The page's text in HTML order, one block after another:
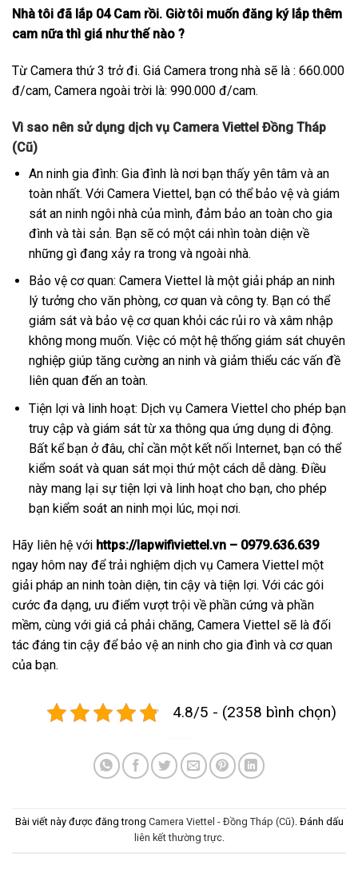
Nhà tôi đã lắp 04 Cam rồi. Giờ tôi muốn đăng ký lắp thêm
cam nữa thì giá như thế nào ?
Từ Camera thứ 3 trở đi. Giá Camera trong nhà sẽ là : 660.000
đ/cam, Camera ngoài trời là: 990.000 đ/cam.
Vì sao nên sử dụng dịch vụ Camera Viettel Đồng Tháp
(Cũ)
An ninh gia đình: Gia đình là nơi bạn thấy yên tâm và an
toàn nhất. Với Camera Viettel, bạn có thể bảo vệ và giám
sát an ninh ngôi nhà của mình, đảm bảo an toàn cho gia
đình và tài sản. Bạn sẽ có một cái nhìn toàn diện về
những gì đang xảy ra trong và ngoài nhà.
Bảo vệ cơ quan: Camera Viettel là một giải pháp an ninh
lý tưởng cho văn phòng, cơ quan và công ty. Bạn có thể
giám sát và bảo vệ cơ quan khỏi các rủi ro và xâm nhập
không mong muốn. Việc có một hệ thống giám sát chuyên
nghiệp giúp tăng cường an ninh và giảm thiểu các vấn đề
liên quan đến an toàn.
Tiện lợi và linh hoạt: Dịch vụ Camera Viettel cho phép bạn
truy cập và giám sát từ xa thông qua ứng dụng di động.
Bất kể bạn ở đâu, chỉ cần một kết nối Internet, bạn có thể
kiểm soát và quan sát mọi thứ một cách dễ dàng. Điều
này mang lại sự tiện lợi và linh hoạt cho bạn, cho phép
bạn kiểm soát an ninh mọi lúc, mọi nơi.
Hãy liên hệ với https://lapwifiviettel.vn – 0979.636.639
ngay hôm nay để trải nghiệm dịch vụ Camera Viettel một
giải pháp an ninh toàn diện, tin cậy và tiện lợi. Với các gói
cước đa dạng, ưu điểm vượt trội về phần cứng và phần
mềm, cùng với giá cả phải chăng, Camera Viettel sẽ là đối
tác đáng tin cậy để bảo vệ an ninh cho gia đình và cơ quan
của bạn.
4.8/5 - (2358 bình chọn)
Bài viết này được đăng trong Camera Viettel - Đồng Tháp (Cũ). Đánh dấu
liên kết thường trực.